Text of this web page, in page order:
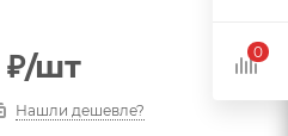
₽/шт
Нашли дешевле?
0